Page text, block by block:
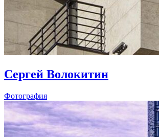
Сергей Волокитин
Фотография